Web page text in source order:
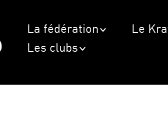
La fédération
Le
Les clubs